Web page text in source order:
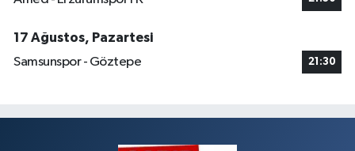
17 Ağustos, Pazartesi
Samsunspor - Göztepe
21:30